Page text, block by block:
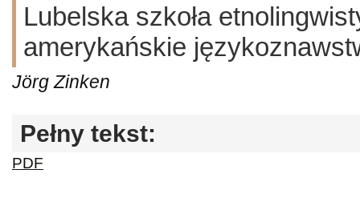
Lubelska szkoła
amerykańskie
Jörg Zinken
Pełny tekst:
PDF